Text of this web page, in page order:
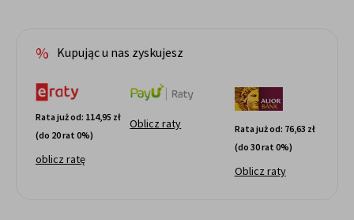
Kupując u nas zyskujesz
Rata już od: 114,95 zł
(do 20 rat 0%)
oblicz ratę
Oblicz raty Rata już od: 76,63 zł
(do 30 rat 0%)
Oblicz raty